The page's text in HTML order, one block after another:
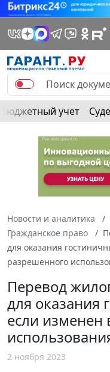
Бюджетный учет
Новости и аналитика
Гражданское право
для оказания
разрешенного
Перевод
для оказания
если изменен
2 ноября 2023